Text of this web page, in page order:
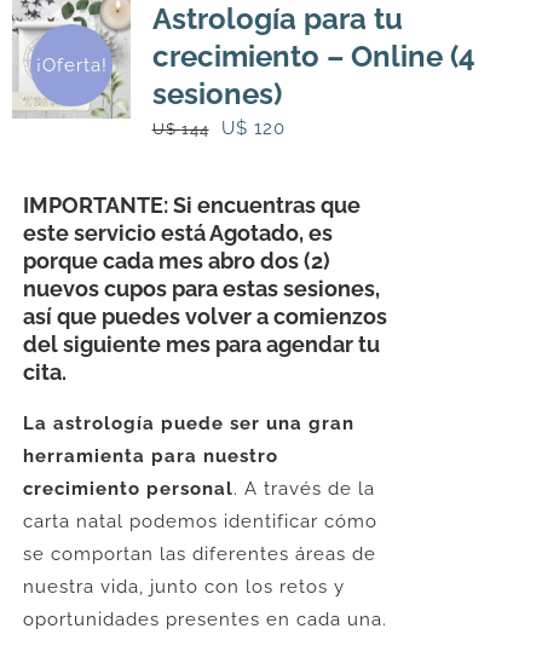
¡Oferta!
Astrología para tu
crecimiento – Online (4
sesiones)
U$144
El
original
era:
U$
144.
U$ 120El
es:
U$
120.
IMPORTANTE: Si encuentras que
este servicio está Agotado, es
porque cada mes abro dos (2)
nuevos cupos para estas sesiones,
así que puedes volver a comienzos
del siguiente mes para agendar tu
cita.
La astrología puede ser una gran
herramienta para nuestro
crecimiento personal. A través de la
carta natal podemos identificar cómo
se comportan las diferentes áreas de
nuestra vida, junto con los retos y
oportunidades presentes en cada una.